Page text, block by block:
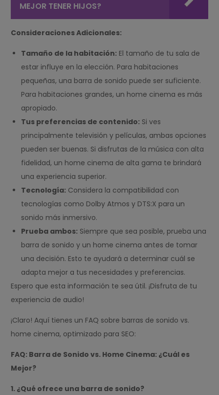
MEJOR TENER HIJOS?
Consideraciones Adicionales:
Tamaño de la habitación: El tamaño de tu sala de
estar influye en la elección. Para habitaciones
pequeñas, una barra de sonido puede ser suficiente.
Para habitaciones grandes, un home cinema es más
apropiado.
Tus preferencias de contenido: Si ves
principalmente televisión y películas, ambas opciones
pueden ser buenas. Si disfrutas de la música con alta
fidelidad, un home cinema de alta gama te brindará
una experiencia superior.
Tecnología: Considera la compatibilidad con
tecnologías como Dolby Atmos y DTS:X para un
sonido más inmersivo.
Prueba ambos: Siempre que sea posible, prueba una
barra de sonido y un home cinema antes de tomar
una decisión. Esto te ayudará a determinar cuál se
adapta mejor a tus necesidades y preferencias.
Espero que esta información te sea útil. ¡Disfruta de tu
experiencia de audio!
¡Claro! Aquí tienes un FAQ sobre barras de sonido vs.
home cinema, optimizado para SEO:
FAQ: Barra de Sonido vs. Home Cinema: ¿Cuál es
Mejor?
1. ¿Qué ofrece una barra de sonido?